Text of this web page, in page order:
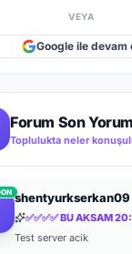
VEYA
Google ile devam
Forum Son
Toplulukta neler
ON shentyurkserkan09
Test server acik